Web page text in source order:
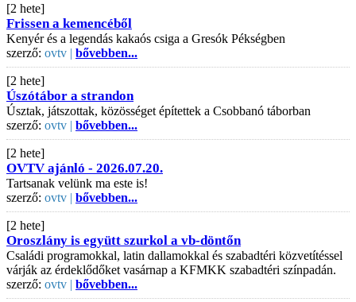
[2 hete]
Frissen a kemencéből
Kenyér és a legendás kakaós csiga a Gresók Pékségben
szerző: ovtv | bővebben...
[2 hete]
Úszótábor a strandon
Úsztak, játszottak, közösséget építettek a Csobbanó táborban
szerző: ovtv | bővebben...
[2 hete]
OVTV ajánló - 2026.07.20.
Tartsanak velünk ma este is!
szerző: ovtv | bővebben...
[2 hete]
Oroszlány is együtt szurkol a vb-döntőn
Családi programokkal, latin dallamokkal és szabadtéri közvetítéssel
várják az érdeklődőket vasárnap a KFMKK szabadtéri színpadán.
szerző: ovtv | bővebben...